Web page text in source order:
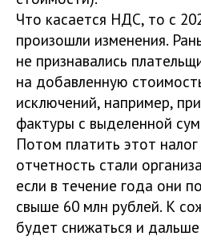
Что касается НДС, то с
произошли изменения.
не признавались
на добавленную
исключений, например,
фактуры с выделенной
Потом платить этот
отчетность стали
если в течение года они
свыше 60 млн рублей. К
будет снижаться и